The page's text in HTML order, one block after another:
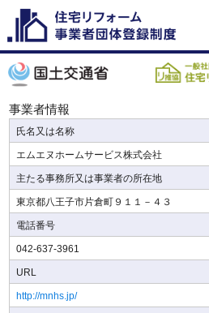
事業者情報
氏名又は名称
エムエヌホームサービス株式会社
主たる事務所又は事業者の所在地
東京都八王子市片倉町９１１－４３
電話番号
042-637-3961
URL
http://mnhs.jp/